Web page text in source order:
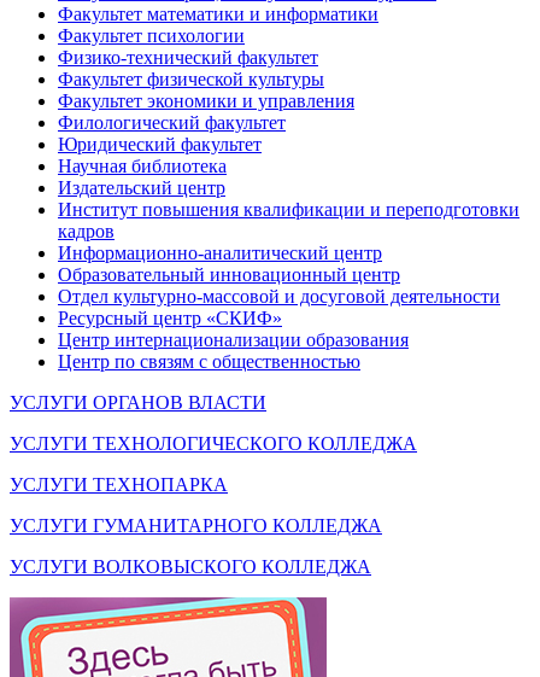
Факультет математики и информатики
Факультет психологии
Физико-технический факультет
Факультет физической культуры
Факультет экономики и управления
Филологический факультет
Юридический факультет
Научная библиотека
Издательский центр
Институт повышения квалификации и переподготовки
кадров
Информационно-аналитический центр
Образовательный инновационный центр
Отдел культурно-массовой и досуговой деятельности
Ресурсный центр «СКИФ»
Центр интернационализации образования
Центр по связям с общественностью
УСЛУГИ ОРГАНОВ ВЛАСТИ
УСЛУГИ ТЕХНОЛОГИЧЕСКОГО КОЛЛЕДЖА
УСЛУГИ ТЕХНОПАРКА
УСЛУГИ ГУМАНИТАРНОГО КОЛЛЕДЖА
УСЛУГИ ВОЛКОВЫСКОГО КОЛЛЕДЖА